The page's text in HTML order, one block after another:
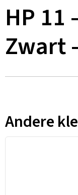
HP 11
Zwart
Andere